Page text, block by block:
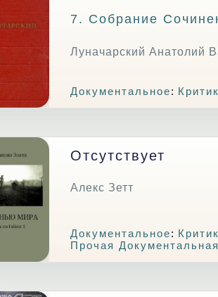
7. Собрание
Луначарский Анатолий
Документальное:
Отсутствует
Алекс Зетт
Документальное:
Прочая